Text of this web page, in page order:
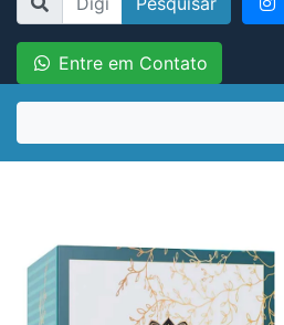
Entre em Contato